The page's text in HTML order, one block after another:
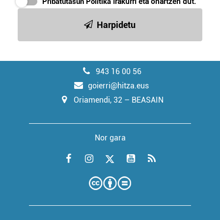
Harpidetu
943 16 00 56
goierri@hitza.eus
Oriamendi, 32 – BEASAIN
Nor gara